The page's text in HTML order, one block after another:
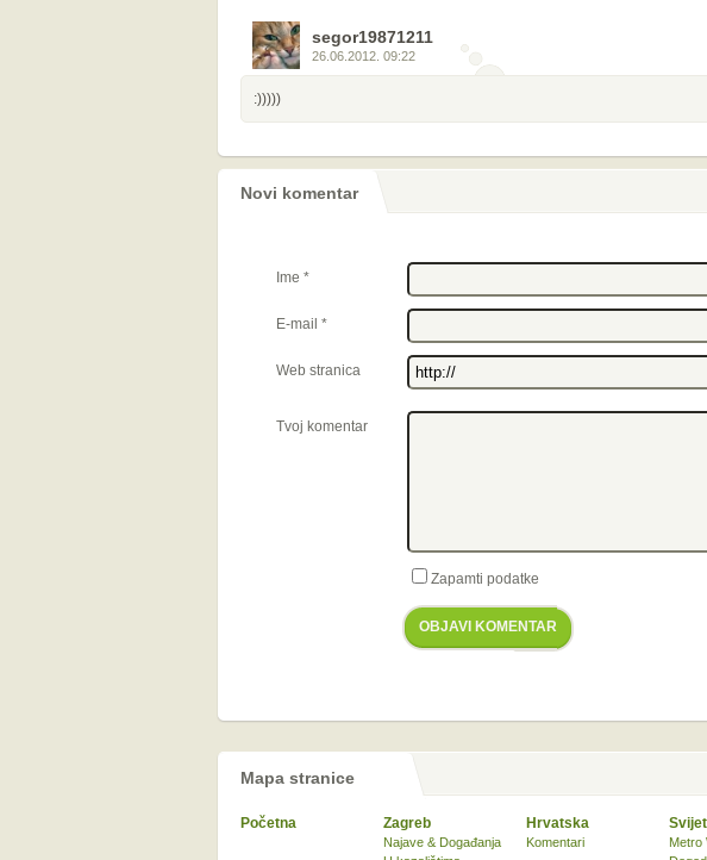
segor19871211
26.06.2012. 09:22
:)))))
Novi komentar
Ime *
E-mail *
Web stranica
Tvoj komentar
Zapamti podatke
OBJAVI KOMENTAR
Mapa stranice
Početna Zagreb
Najave & Događanja
Hrvatska
Komentari
Svijet
Metro